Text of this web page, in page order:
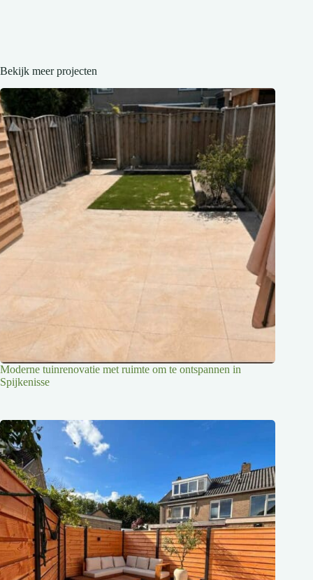
Bekijk meer projecten
Moderne tuinrenovatie met ruimte om te ontspannen in
Spijkenisse